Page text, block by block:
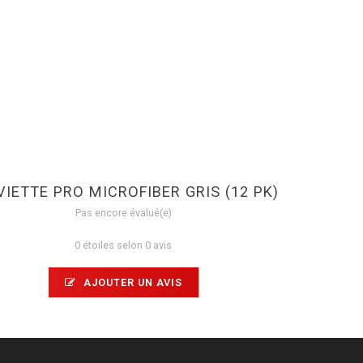
PRO MICROFIBER GRIS (12 PK)
Pas encore évalué(e)
0 étoiles selon 0 avis
AJOUTER UN AVIS